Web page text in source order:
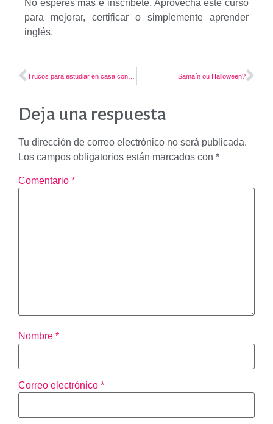
No esperes más e inscríbete. Aprovecha este curso
para mejorar, certificar o simplemente aprender
inglés.
Samaín ou Halloween?
Deja una respuesta
Tu dirección de correo electrónico no será publicada.
Los campos obligatorios están marcados con *
Comentario *
Nombre *
Correo electrónico *